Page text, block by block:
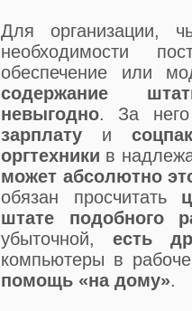
Для организации,
необходимости
обеспечение или
содержание
невыгодно. За
зарплату и
оргтехники в
может абсолютно
обязан просчитать
штате подобного
убыточной,есть
компьютеры в
помощь «на дому».